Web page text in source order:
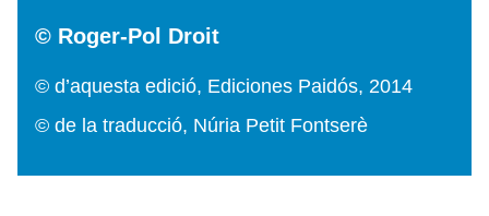
© Roger-Pol Droit
© d’aquesta edició, Ediciones Paidós, 2014
© de la traducció, Núria Petit Fontserè